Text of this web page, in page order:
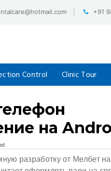
+91
Control Clinic Tour
на
разработку от Мелбет